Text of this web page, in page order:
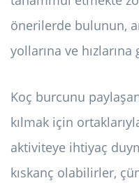
önerilerde bulunun,
yollarına ve
Koç burcunu
kılmak için
aktiviteye ihtiyaç
kıskanç olabilirler,